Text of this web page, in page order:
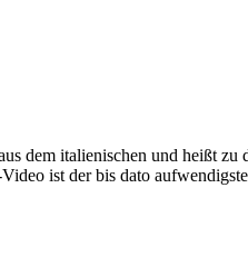
dem italienischen und heißt zu
ist der bis dato